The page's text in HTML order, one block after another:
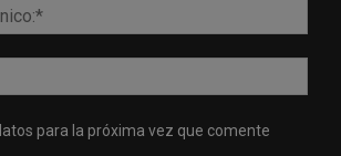
web:
para la próxima vez que comente